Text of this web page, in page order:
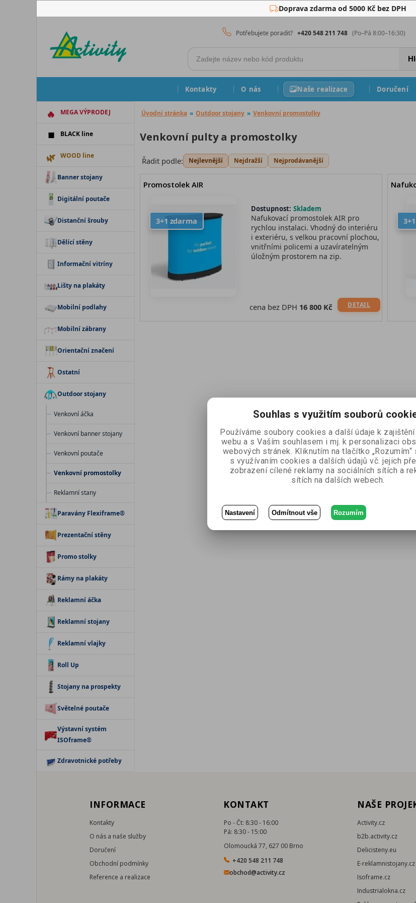
Doprava zdarma od 5000 Kč bez DPH
Potřebujete poradit? +420 548 211 748 (Po–Pá 8:00–16:30)
Kontakty O nás Naše realizace Doručení
MEGA VÝPRODEJ
BLACK line
WOOD line
Banner stojany
Digitální poutače
Distanční šrouby
Dělící stěny
Informační vitríny
Lišty na plakáty
Mobilní podlahy
Mobilní zábrany
Orientační značení
Ostatní
Outdoor stojany
Venkovní áčka
Venkovní banner stojany
Venkovní poutače
Venkovní promostolky
Reklamní stany
Paravány Flexiframe®
Prezentační stěny
Promo stolky
Rámy na plakáty
Reklamní áčka
Reklamní stojany
Reklamní vlajky
Roll Up
Stojany na prospekty
Světelné poutače
Výstavní systém
ISOframe®
Zdravotnické potřeby
Úvodní stránka » Outdoor stojany » Venkovní promostolky
Venkovní pulty a promostolky
Řadit podle: Nejlevnější Nejdražší Nejprodávanější
Promostolek AIR
3+1 zdarma
Dostupnost: Skladem
Nafukovací promostolek AIR pro
rychlou instalaci. Vhodný do interiéru
i exteriéru, s velkou pracovní plochou,
vnitřními policemi a uzavíratelným
úložným prostorem na zip.
DETAIL
cena bez DPH 16 800 Kč
INFORMACE
Kontakty
O nás a naše služby
Doručení
Obchodní podmínky
Reference a realizace
KONTAKT
Po - Čt: 8:30 - 16:00
Pá: 8:30 - 15:00
Olomoucká 77, 627 00 Brno
+420 548 211 748
obchod@activity.cz
NAŠE
Activity.cz
b2b.activity.cz
Delicisteny.eu
E-reklamnistojany.cz
Isoframe.cz
Industrialokna.cz
Souhlas s využitím souborů
Používáme soubory cookies a další údaje k
webu a s Vaším souhlasem i mj. k personalizaci
webových stránek. Kliknutím na tlačítko „Rozumím“
s využívaním cookies a dalších údajů vč. jejich
zobrazení cílené reklamy na sociálních sítích a
sítích na dalších webech.
Nastavení Odmítnout vše Rozumím